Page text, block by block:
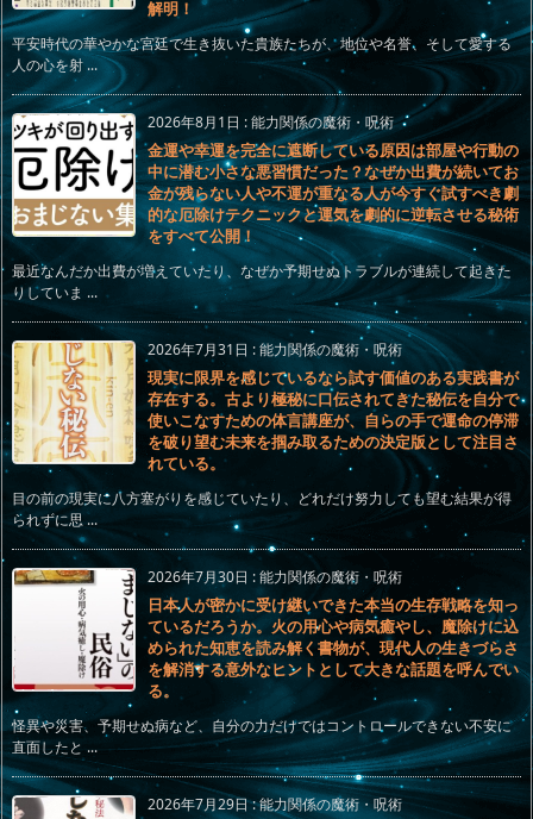
解明！
平安時代の華やかな宮廷で生き抜いた貴族たちが、地位や名誉、そして愛する
人の心を射 ...
2026年8月1日 :能力関係の魔術・呪術
金運や幸運を完全に遮断している原因は部屋や行動の
中に潜む小さな悪習慣だった？なぜか出費が続いてお
金が残らない人や不運が重なる人が今すぐ試すべき劇
的な厄除けテクニックと運気を劇的に逆転させる秘術
をすべて公開！
最近なんだか出費が増えていたり、なぜか予期せぬトラブルが連続して起きた
りしていま ...
2026年7月31日 :能力関係の魔術・呪術
現実に限界を感じているなら試す価値のある実践書が
存在する。古より極秘に口伝されてきた秘伝を自分で
使いこなすための体言講座が、自らの手で運命の停滞
を破り望む未来を掴み取るための決定版として注目さ
れている。
目の前の現実に八方塞がりを感じていたり、どれだけ努力しても望む結果が得
られずに思 ...
2026年7月30日 :能力関係の魔術・呪術
日本人が密かに受け継いできた本当の生存戦略を知っ
ているだろうか。火の用心や病気癒やし、魔除けに込
められた知恵を読み解く書物が、現代人の生きづらさ
を解消する意外なヒントとして大きな話題を呼んでい
る。
怪異や災害、予期せぬ病など、自分の力だけではコントロールできない不安に
直面したと ...
2026年7月29日:能力関係の魔術・呪術